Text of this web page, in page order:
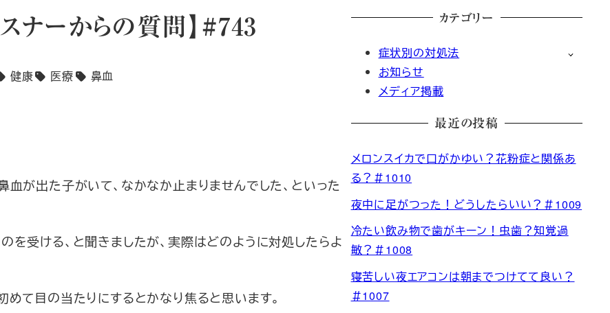
ナーからの質問】#743
グ
健康 医療 鼻血
が出た子がいて、なかなか止まりませんでした、といった
受ける、と聞きましたが、実際はどのように対処したらよ
て目の当たりにするとかなり焦ると思います。
カテゴリー
症状別の対処法
お知らせ
メディア掲載
最近の投稿
メロンスイカで口がかゆい？花粉症と関係あ
る？＃1010
夜中に足がつった！どうしたらいい？＃1009
冷たい飲み物で歯がキーン！虫歯？知覚過
敏？＃1008
寝苦しい夜エアコンは朝までつけてて良い？
＃1007